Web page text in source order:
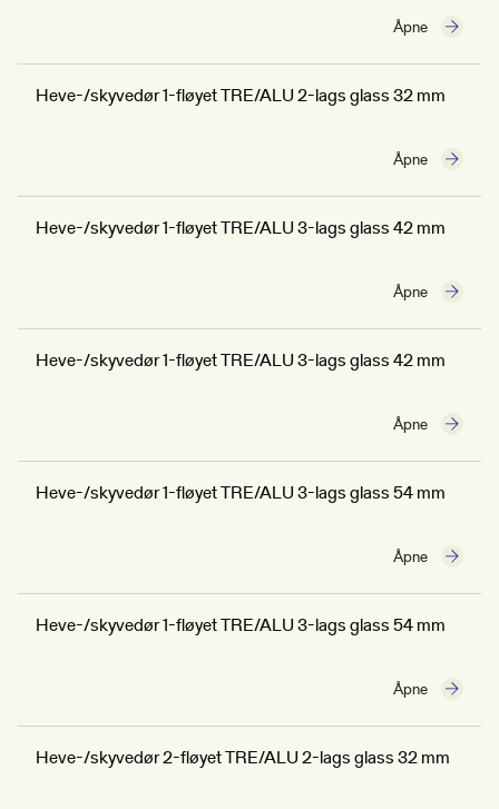
Åpne
Heve-/skyvedør 1-fløyet TRE/ALU 2-lags glass 32 mm
Åpne
Heve-/skyvedør 1-fløyet TRE/ALU 3-lags glass 42 mm
Åpne
Heve-/skyvedør 1-fløyet TRE/ALU 3-lags glass 42 mm
Åpne
Heve-/skyvedør 1-fløyet TRE/ALU 3-lags glass 54 mm
Åpne
Heve-/skyvedør 1-fløyet TRE/ALU 3-lags glass 54 mm
Åpne
Heve-/skyvedør 2-fløyet TRE/ALU 2-lags glass 32 mm